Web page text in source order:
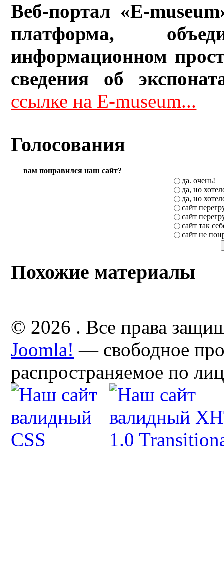
Веб-портал «E-
платформа,
информационном
сведения об
ссылке на E-museum...
Голосования
вам понравился наш сайт?
да. очень!
да, но
да, но
сайт
сайт
сайт так
сайт не
Похожие материалы
© 2026 . Все права
Joomla! — свободное
распространяемое по